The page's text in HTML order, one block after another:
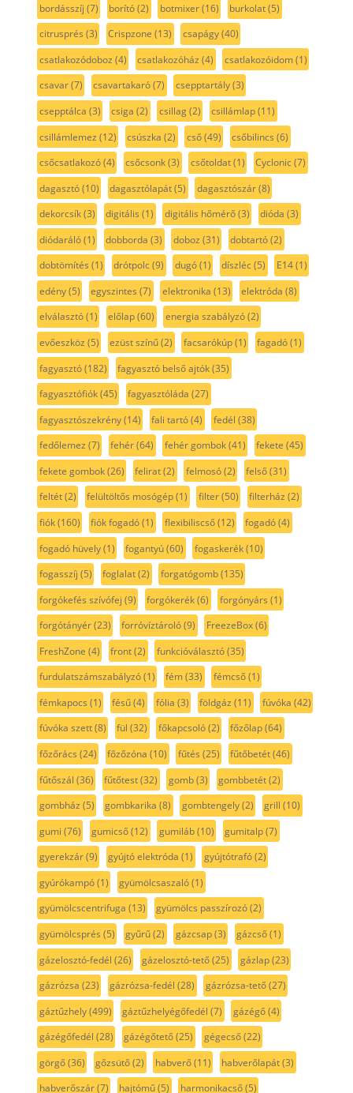
bordásszíj (7) borító(2) botmixer(16) burkolat(5)
citrusprés (3) Crispzone (13) csapágy(40)
csatlakozódoboz (4) csatlakozóház (4) csatlakozóidom(1)
csavar(7) csavartakaró(7) csepptartály(3)
csepptálca (3) csiga (2) csillag(2) csillámlap(11)
csillámlemez (12) csúszka (2) cső(49) csőbilincs (6)
csőcsatlakozó(4) csőcsonk(3) csőtoldat(1) Cyclonic(7)
dagasztó(10) dagasztólapát(5) dagasztószár(8)
dekorcsík(3) digitális (1) digitális hőmérő(3) dióda (3)
diódaráló(1) dobborda (3) doboz (31) dobtartó(2)
dobtömítés (1) drótpolc(9) dugó(1) díszléc(5) E14(1)
edény(5) egyszintes (7) elektronika (13) elektróda (8)
elválasztó(1) előlap(60) energia szabályzó(2)
evőeszköz (5) ezüst színű(2) facsarókúp(1) fagadó(1)
fagyasztó(182) fagyasztó belső ajtók(35)
fagyasztófiók(45) fagyasztóláda (27)
fagyasztószekrény(14) fali tartó(4) fedél (38)
fedőlemez (7) fehér(64) fehér gombok(41) fekete (45)
fekete gombok(26) felirat(2) felmosó(2) felső(31)
feltét(2) felültöltős mosógép(1) filter(50) filterház (2)
fiók(160) fiók fogadó(1) flexibiliscső(12) fogadó(4)
fogadó hüvely(1) fogantyú(60) fogaskerék(10)
fogasszíj (5) foglalat(2) forgatógomb(135)
forgókefés szívófej (9) forgókerék(6) forgónyárs (1)
forgótányér(23) forróvíztároló(9) FreezeBox(6)
FreshZone (4) front(2) funkcióválasztó(35)
furdulatszámszabályzó(1) fém(33) fémcső(1)
fémkapocs (1) fésű(4) fólia (3) földgáz (11) fúvóka (42)
fúvóka szett(8) fül (32) főkapcsoló(2) főzőlap(64)
főzőrács (24) főzőzóna (10) fűtés (25) fűtőbetét(46)
fűtőszál (36) fűtőtest(32) gomb(3) gombbetét(2)
gombház (5) gombkarika (8) gombtengely(2) grill (10)
gumi (76) gumicső(12) gumiláb(10) gumitalp(7)
gyerekzár(9) gyújtó elektróda (1) gyújtótrafó(2)
gyúrókampó(1) gyümölcsaszaló(1)
gyümölcscentrifuga (13) gyümölcs passzírozó(2)
gyümölcsprés (5) gyűrű(2) gázcsap(3) gázcső(1)
gázelosztó-fedél (26) gázelosztó-tető(25) gázlap(23)
gázrózsa (23) gázrózsa-fedél (28) gázrózsa-tető(27)
gáztűzhely(499) gáztűzhelyégőfedél (7) gázégő(4)
gázégőfedél (28) gázégőtető(25) gégecső(22)
görgő(36) gőzsütő(2) habverő(11) habverőlapát(3)
habverőszár(7) hajtómű(5) harmonikacső(5)